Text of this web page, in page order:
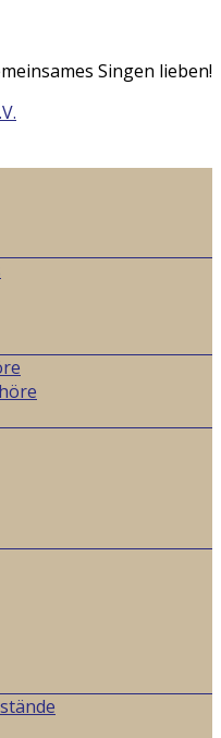
Singen lieben!